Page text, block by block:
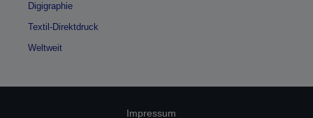
Digigraphie
Textil-Direktdruck
Weltweit
Impressum